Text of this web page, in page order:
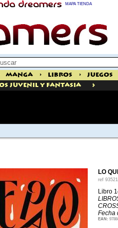
MAPA TIENDA
Manga > Libros > Juegos
Juvenil Y Fantasia >
LO
ref
Libro
Fecha
EAN: